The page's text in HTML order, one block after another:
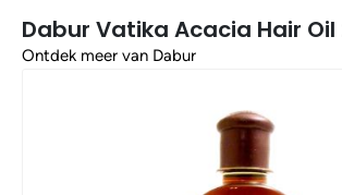
Dabur Vatika Acacia Hair
Ontdek meer van Dabur